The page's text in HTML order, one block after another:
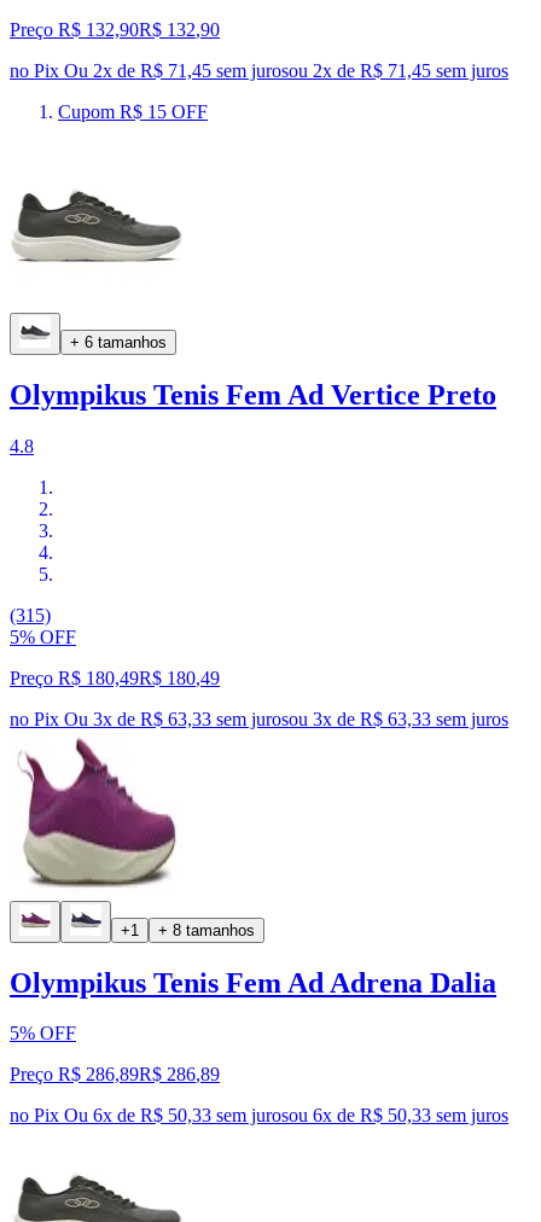
Preço R$ 132,90R$ 132,90
no Pix Ou 2x de R$ 71,45 sem jurosou 2x de R$ 71,45 sem juros
Cupom R$ 15 OFF
+ 6 tamanhos
Olympikus Tenis Fem Ad Vertice Preto
4.8
(315)
5% OFF
Preço R$ 180,49R$ 180,49
no Pix Ou 3x de R$ 63,33 sem jurosou 3x de R$ 63,33 sem juros
+1 + 8 tamanhos
Olympikus Tenis Fem Ad Adrena Dalia
5% OFF
Preço R$ 286,89R$ 286,89
no Pix Ou 6x de R$ 50,33 sem jurosou 6x de R$ 50,33 sem juros